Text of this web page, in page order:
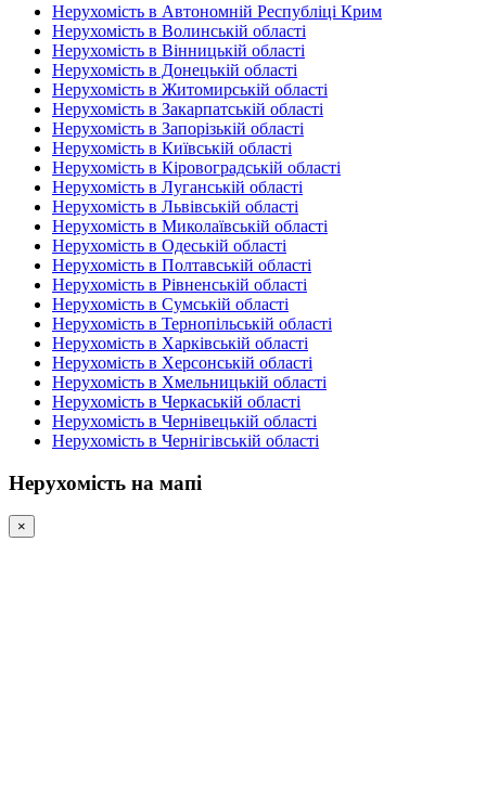
Нерухомість в Автономній Республіці Крим
Нерухомість в Волинській області
Нерухомість в Вінницькій області
Нерухомість в Донецькій області
Нерухомість в Житомирській області
Нерухомість в Закарпатській області
Нерухомість в Запорізькій області
Нерухомість в Київській області
Нерухомість в Кіровоградській області
Нерухомість в Луганській області
Нерухомість в Львівській області
Нерухомість в Миколаївській області
Нерухомість в Одеській області
Нерухомість в Полтавській області
Нерухомість в Рівненській області
Нерухомість в Сумській області
Нерухомість в Тернопільській області
Нерухомість в Харківській області
Нерухомість в Херсонській області
Нерухомість в Хмельницькій області
Нерухомість в Черкаській області
Нерухомість в Чернівецькій області
Нерухомість в Чернігівській області
Нерухомість на мапі
×